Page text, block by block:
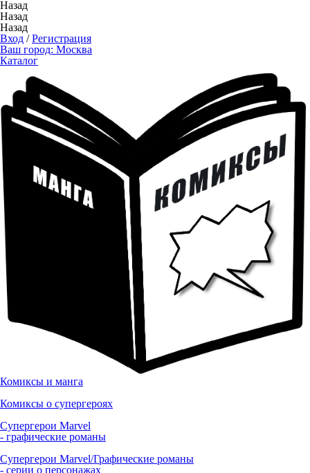
Назад
Назад
Назад
Вход /Регистрация
Ваш город: Москва
Каталог
Комиксы и манга
Комиксы о супергероях
Супергерои Marvel
- графические романы
Супергерои Marvel/Графические романы
- серии о персонажах